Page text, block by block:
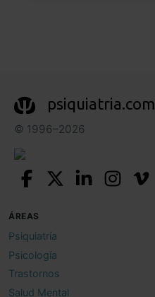
psiquiatria.com
© 1996–2026
ÁREAS
Psiquiatría
Psicología
Trastornos
Salud Mental